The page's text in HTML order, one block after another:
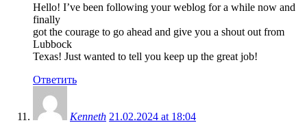
Hello! I’ve been following your weblog for a while now and
finally
got the courage to go ahead and give you a shout out from
Lubbock
Texas! Just wanted to tell you keep up the great job!
Ответить
Kenneth 21.02.2024 at 18:04